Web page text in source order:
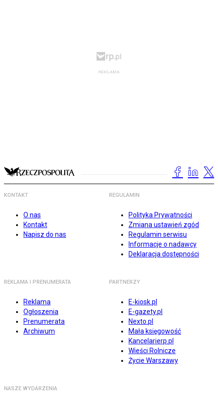
KONTAKT
O nas
Kontakt
Napisz do nas
REGULAMIN
Polityka Prywatności
Zmiana ustawień zgód
Regulamin serwisu
Informacje o nadawcy
Deklaracja dostępności
REKLAMA I PRENUMERATA
Reklama
Ogłoszenia
Prenumerata
Archiwum
PARTNERZY
E-kiosk.pl
E-gazety.pl
Nexto.pl
Mała księgowość
Kancelarierp.pl
Wieści Rolnicze
Życie Warszawy
NASZE WYDARZENIA